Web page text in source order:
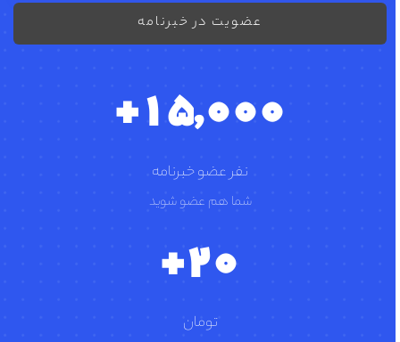
15,000
+
نفر عضو خبرنامه
شما هم عضو شوید
20
+
تومان